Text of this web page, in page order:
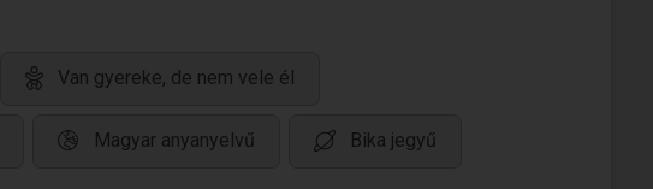
Van gyereke, de nem vele él
Magyar anyanyelvű Bika jegyű